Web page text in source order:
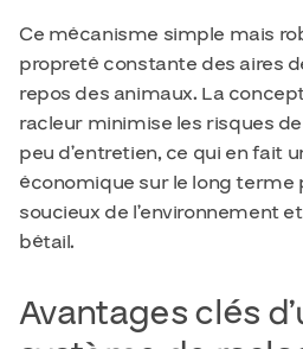
Ce mécanisme simple mais
propreté constante des aires
repos des animaux. La
racleur minimise les risques
peu d’entretien, ce qui en fait
économique sur le long terme
soucieux de l’environnement
bétail.
Avantages clés